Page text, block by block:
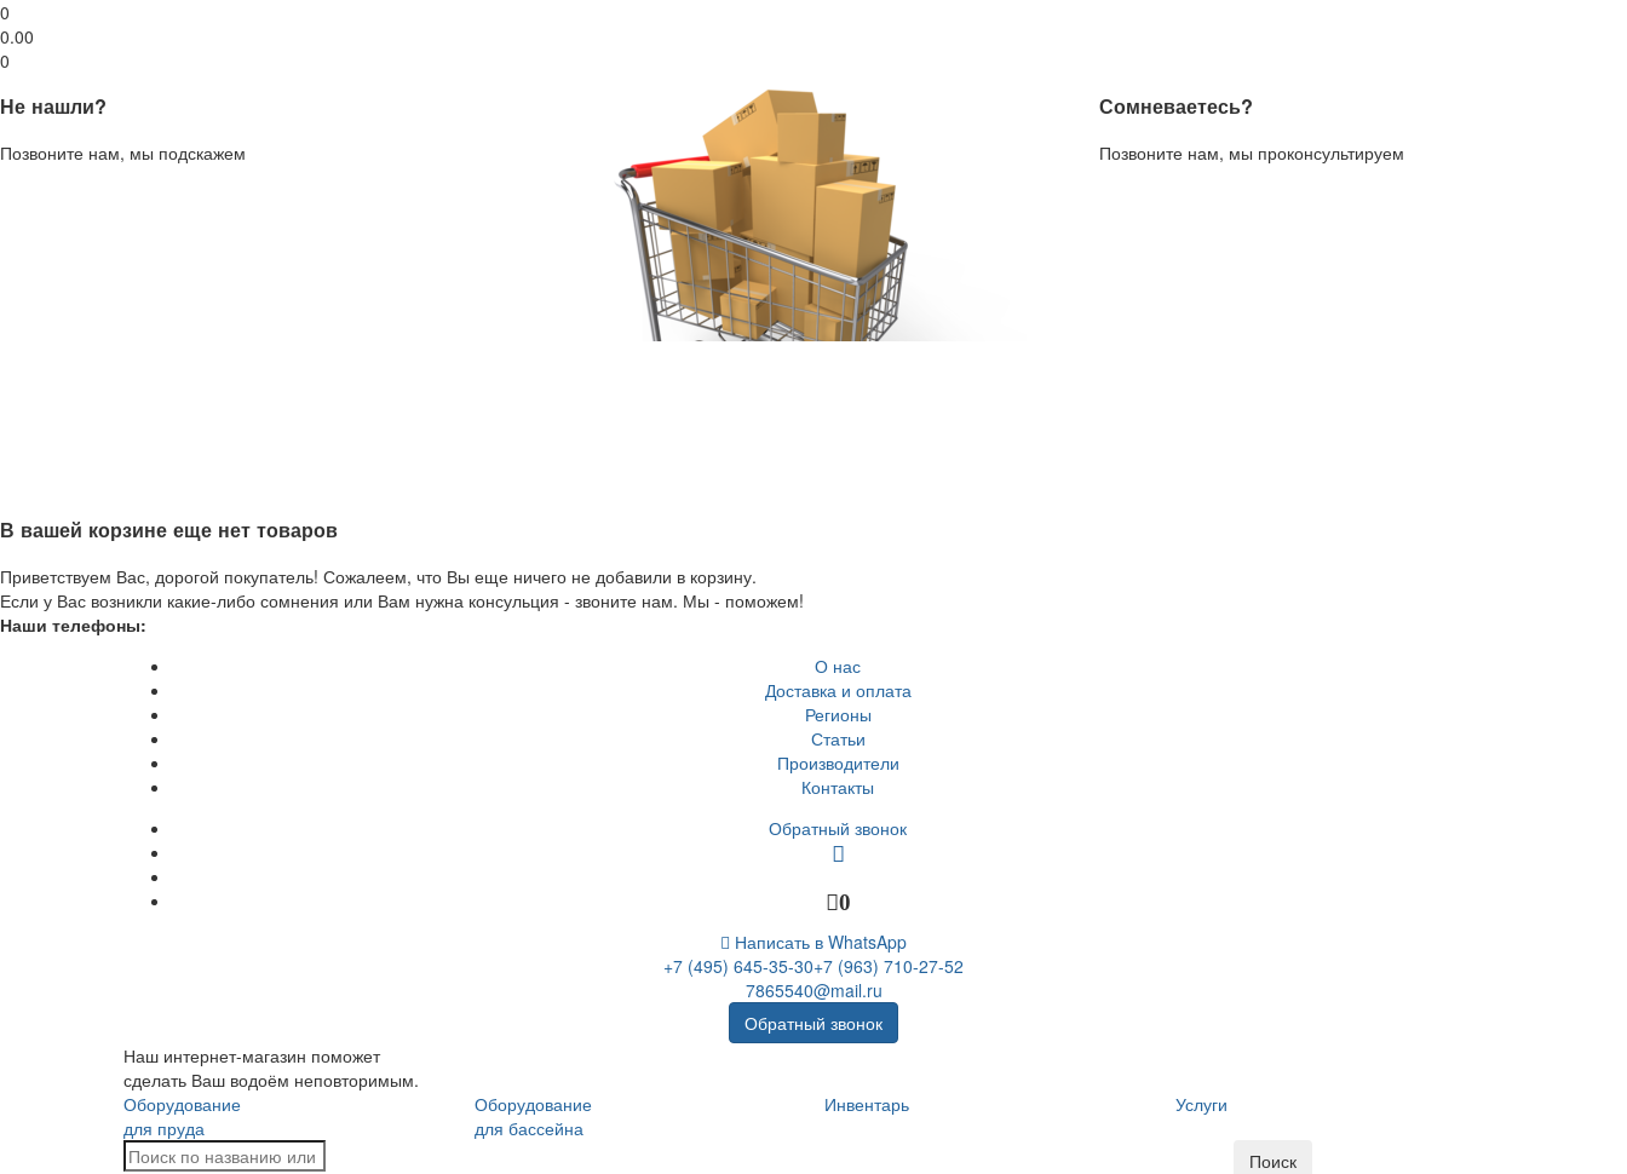
0
0.00
0
Не нашли?
Позвоните нам, мы подскажем
Сомневаетесь?
Позвоните нам, мы проконсультируем
В вашей корзине еще нет товаров
Приветствуем Вас, дорогой покупатель! Сожалеем, что Вы еще ничего не добавили в корзину.
Если у Вас возникли какие-либо сомнения или Вам нужна консульция - звоните нам. Мы - поможем!
Наши телефоны:
О нас
Доставка и оплата
Регионы
Статьи
Производители
Контакты
Обратный звонок
0
Написать в WhatsApp
+7 (495) 645-35-30+7 (963) 710-27-52
7865540@mail.ru
Обратный звонок
Наш интернет-магазин поможет
сделать Ваш водоём неповторимым.
Оборудование
для пруда
Оборудование
для бассейна
Инвентарь Услуги
Поиск